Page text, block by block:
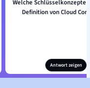
Welche Schlüsselkonzepte
Definition von Cloud
Antwort zeigen